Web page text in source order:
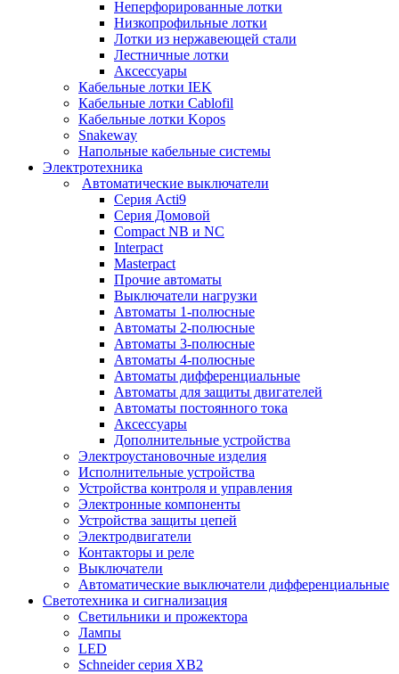
Неперфорированные лотки
Низкопрофильные лотки
Лотки из нержавеющей стали
Лестничные лотки
Аксессуары
Кабельные лотки IEK
Кабельные лотки Cablofil
Кабельные лотки Kopos
Snakeway
Напольные кабельные системы
Электротехника
Автоматические выключатели
Серия Acti9
Серия Домовой
Compact NB и NC
Interpact
Masterpact
Прочие автоматы
Выключатели нагрузки
Автоматы 1-полюсные
Автоматы 2-полюсные
Автоматы 3-полюсные
Автоматы 4-полюсные
Автоматы дифференциальные
Автоматы для защиты двигателей
Автоматы постоянного тока
Аксессуары
Дополнительные устройства
Электроустановочные изделия
Исполнительные устройства
Устройства контроля и управления
Электронные компоненты
Устройства защиты цепей
Электродвигатели
Контакторы и реле
Выключатели
Автоматические выключатели дифференциальные
Светотехника и сигнализация
Светильники и прожектора
Лампы
LED
Schneider серия XB2